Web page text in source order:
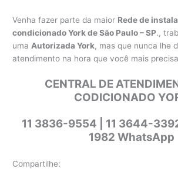
Venha fazer parte da maior Rede de
condicionado York de São Paulo – SP.,
umaAutorizada York, mas que nunca lhe
atendimento na hora que você mais
CENTRAL DE
CODICIONADO
11 3836-9554 | 11 3644-
1982 WhatsApp
Compartilhe: